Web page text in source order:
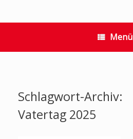
Menü
Schlagwort-Archiv:
Vatertag 2025